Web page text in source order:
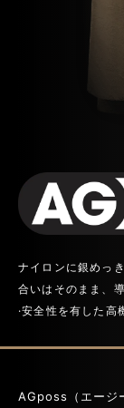
ナイロンに銀めっ
合いはそのまま、
·安全性を有した高
AGposs（エージ